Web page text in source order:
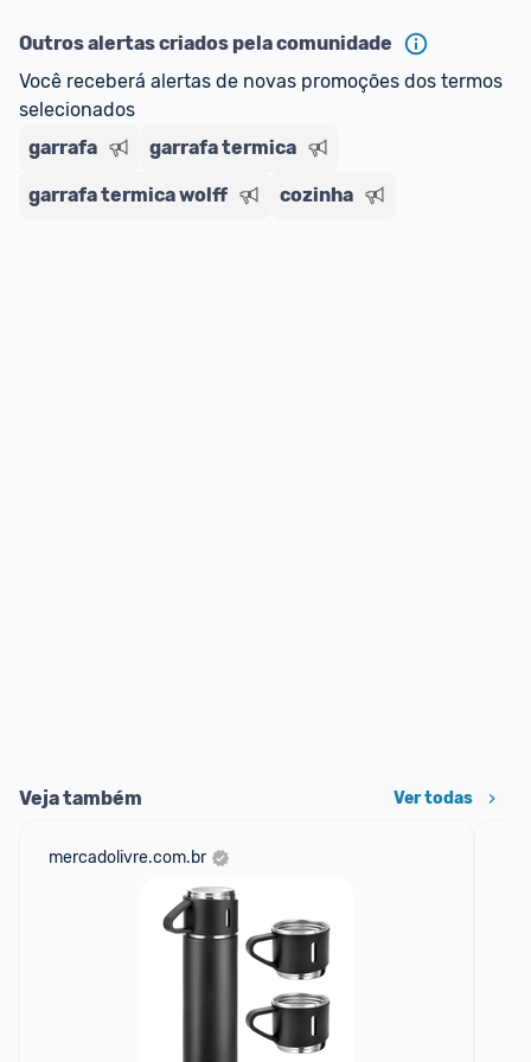
Outros alertas criados pela comunidade
Você receberá alertas de novas promoções dos termos
selecionados
garrafa
garrafa termica
garrafa termica wolff cozinha
Veja também Ver todas
mercadolivre.com.br